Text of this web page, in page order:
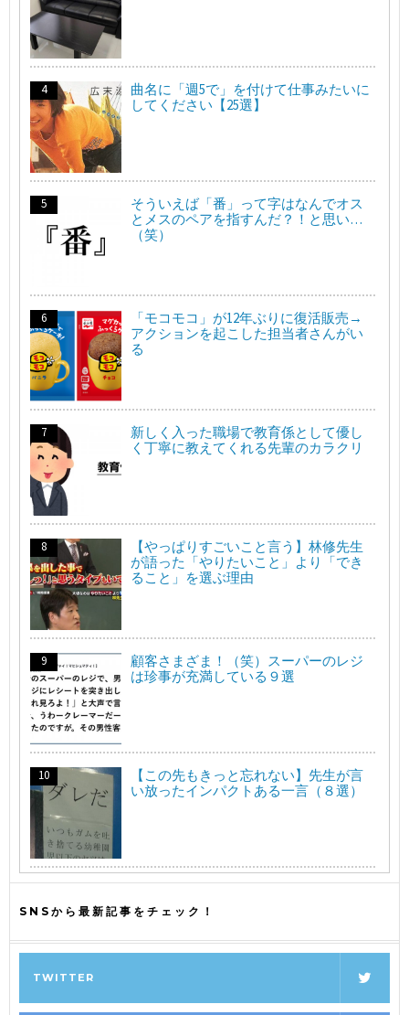
曲名に「週5で」を付けて仕事みたいに
してください【25選】
そういえば「番」って字はなんでオス
とメスのペアを指すんだ？！と思い…
（笑）
「モコモコ」が12年ぶりに復活販売→
アクションを起こした担当者さんがい
る
新しく入った職場で教育係として優し
く丁寧に教えてくれる先輩のカラクリ
【やっぱりすごいこと言う】林修先生
が語った「やりたいこと」より「でき
ること」を選ぶ理由
顧客さまざま！（笑）スーパーのレジ
は珍事が充満している９選
【この先もきっと忘れない】先生が言
い放ったインパクトある一言（８選）
SNSから最新記事をチェック！
TWITTER